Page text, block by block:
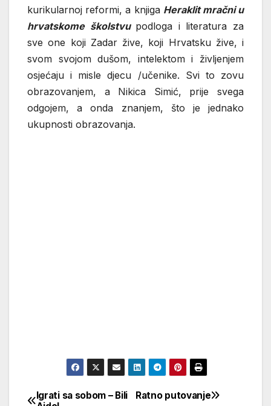
kurikularnoj reformi, a knjiga Heraklit mračni u
hrvatskome školstvu podloga i literatura za
sve one koji Zadar žive, koji Hrvatsku žive, i
svom svojom dušom, intelektom i življenjem
osjećaju i misle djecu /učenike. Svi to zovu
obrazovanjem, a Nikica Simić, prije svega
odgojem, a onda znanjem, što je jednako
ukupnosti obrazovanja.
Ratno putovanje
Igrati sa sobom – Bili